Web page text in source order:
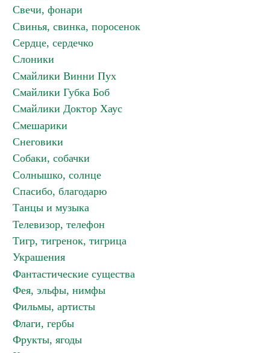
Свечи, фонари
Свинья, свинка, поросенок
Сердце, сердечко
Слоники
Смайлики Винни Пух
Смайлики Губка Боб
Смайлики Доктор Хаус
Смешарики
Снеговики
Собаки, собачки
Солнышко, солнце
Спасибо, благодарю
Танцы и музыка
Телевизор, телефон
Тигр, тигренок, тигрица
Украшения
Фантастические существа
Фея, эльфы, нимфы
Фильмы, артисты
Флаги, гербы
Фрукты, ягоды